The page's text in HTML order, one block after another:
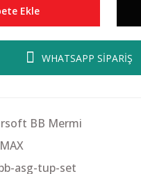
Ekle
WHATSAPP SİPARİŞ
BB Mermi
asg-tup-set